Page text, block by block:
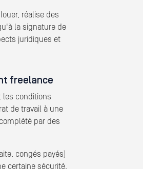
réalise des
la signature de
juridiques et
freelance
les conditions
de travail à une
par des
congés payés)
certaine sécurité.